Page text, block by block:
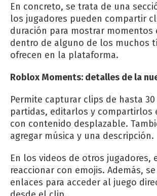
En concreto, se trata de una
los jugadores pueden compartir
duración para mostrar momentos
dentro de alguno de los muchos
ofrecen en la plataforma.
Roblox Moments: detalles de la
Permite capturar clips de hasta
partidas, editarlos y compartirlos
con contenido desplazable.
agregar música y una descripción.
En los videos de otros jugadores,
reaccionar con emojis. Además,
enlaces para acceder al juego